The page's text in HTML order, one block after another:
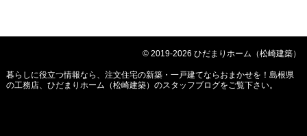
© 2019-2026 ひだまりホーム（松崎建築）
暮らしに役立つ情報なら、 注文住宅の新築・一戸建てならおまかせを！島根県
の工務店、ひだまりホーム（松崎建築）のスタッフブログをご覧下さい。